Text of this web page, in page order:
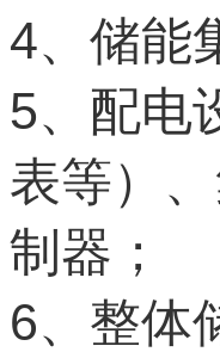
4、储能
5、配电
表等）
制器；
6、整体